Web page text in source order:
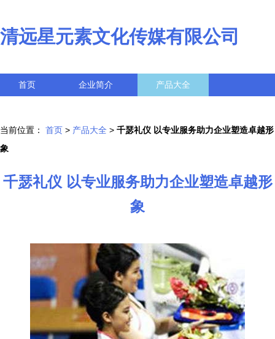
清远星元素文化传媒有限公司
首页 企业简介 产品大全
当前位置： 首页 > 产品大全 > 千瑟礼仪 以专业服务助力企业塑造卓越形
象
千瑟礼仪 以专业服务助力企业塑造卓越形
象